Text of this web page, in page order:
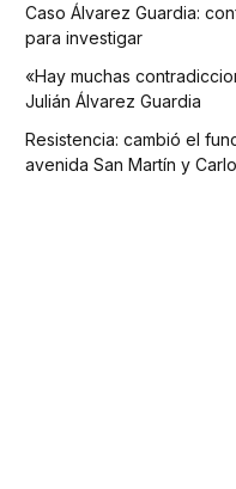
Caso Álvarez Guardia:
para investigar
«Hay muchas
Julián Álvarez Guardia
Resistencia: cambió el
avenida San Martín y